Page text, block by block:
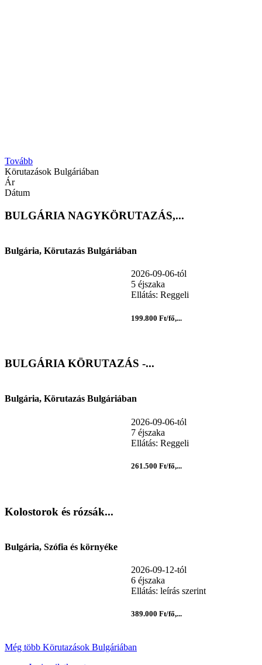
Tovább
Körutazások Bulgáriában
Ár
Dátum
BULGÁRIA NAGYKÖRUTAZÁS,...
Bulgária, Körutazás Bulgáriában
2026-09-06-tól
5 éjszaka
Ellátás: Reggeli
199.800 Ft/fő,...
BULGÁRIA KÖRUTAZÁS -...
Bulgária, Körutazás Bulgáriában
2026-09-06-tól
7 éjszaka
Ellátás: Reggeli
261.500 Ft/fő,...
Kolostorok és rózsák...
Bulgária, Szófia és környéke
2026-09-12-tól
6 éjszaka
Ellátás: leírás szerint
389.000 Ft/fő,...
Még több Körutazások Bulgáriában